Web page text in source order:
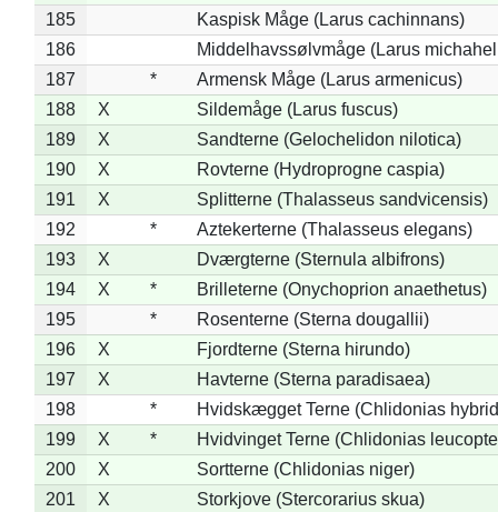
185
Kaspisk Måge (Larus cachinnans)
186
Middelhavssølvmåge (Larus
187
*
Armensk Måge (Larus armenicus)
188
X
Sildemåge (Larus fuscus)
189
X
Sandterne (Gelochelidon nilotica)
190
X
Rovterne (Hydroprogne caspia)
191
X
Splitterne (Thalasseus sandvicensis)
192
*
Aztekerterne (Thalasseus elegans)
193
X
Dværgterne (Sternula albifrons)
194
X *
Brilleterne (Onychoprion anaethetus)
195
*
Rosenterne (Sterna dougallii)
196
X
Fjordterne (Sterna hirundo)
197
X
Havterne (Sterna paradisaea)
198
*
Hvidskægget Terne (Chlidonias
199
X *
Hvidvinget Terne (Chlidonias
200
X
Sortterne (Chlidonias niger)
201
X
Storkjove (Stercorarius skua)